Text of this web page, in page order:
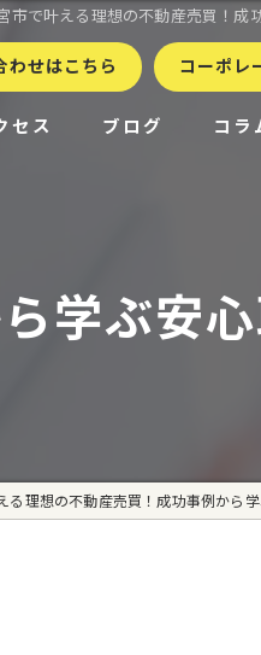
市で叶える理想の不動産売買！成
わせはこちら コーポレ
セス ブログ コラ
学ぶ安
る理想の不動産売買！成功事例から